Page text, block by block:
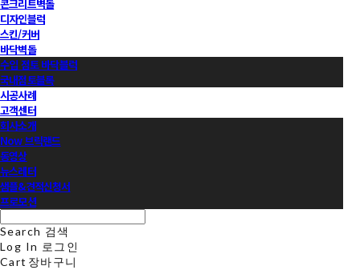
콘크리트벽돌
디자인블럭
스킨/커버
바닥벽돌
수입 점토 바닥블럭
국내점토블록
시공사례
고객센터
회사소개
Now 브릭랜드
동영상
뉴스레터
샘플&견적신청서
프로모션
Search 검색
Log In 로그인
Cart 장바구니